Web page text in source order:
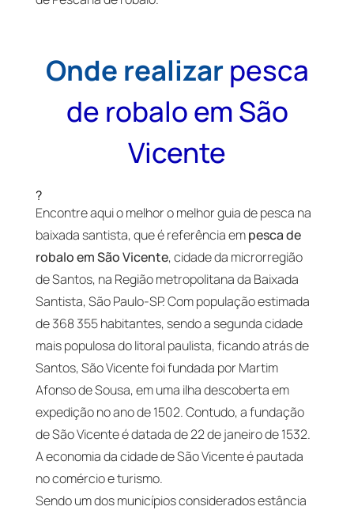
Onde realizarpesca
de robalo em São
Vicente
?
Encontre aqui o melhor o melhor guia de pesca na
baixada santista, que é referência empesca de
robalo em São Vicente, cidade da microrregião
de Santos, na Região metropolitana da Baixada
Santista, São Paulo-SP. Com população estimada
de 368 355 habitantes, sendo a segunda cidade
mais populosa do litoral paulista, ficando atrás de
Santos, São Vicente foi fundada por Martim
Afonso de Sousa, em uma ilha descoberta em
expedição no ano de 1502. Contudo, a fundação
de São Vicente é datada de 22 de janeiro de 1532.
A economia da cidade de São Vicente é pautada
no comércio e turismo.
Sendo um dos municípios considerados estância